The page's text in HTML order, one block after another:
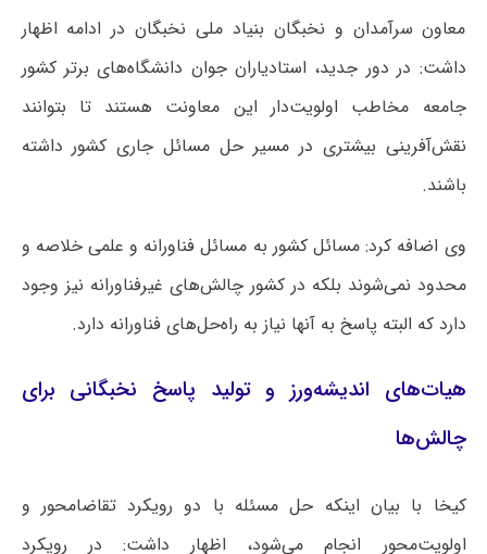
معاون سرآمدان و نخبگان بنیاد ملی نخبگان در ادامه اظهار
داشت: در دور جدید، استادیاران جوان دانشگاه‌های برتر کشور
جامعه مخاطب اولویت‌دار این معاونت هستند تا بتوانند
نقش‌آفرینی بیشتری در مسیر حل مسائل جاری کشور داشته
باشند.
وی اضافه کرد: مسائل کشور به مسائل فناورانه و علمی خلاصه و
محدود نمی‌شوند بلکه در کشور چالش‌های غیرفناورانه نیز وجود
دارد که البته پاسخ به آنها نیاز به راه‌حل‌های فناورانه دارد.
هیات‌های اندیشه‌ورز و تولید پاسخ نخبگانی برای
چالش‌ها
کیخا با بیان اینکه حل مسئله با دو رویکرد تقاضامحور و
اولویت‌محور انجام می‌شود، اظهار داشت: در رویکرد